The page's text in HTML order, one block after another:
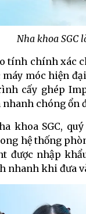
Nha khoa SGC
tính chính xác
máy móc hiện
cấy ghép
chóng ổn
khoa SGC,
hệ thống
được nhập
nhanh khi đưa